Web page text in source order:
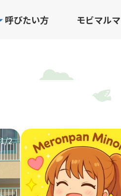
呼びたい方 モビマル
1/2